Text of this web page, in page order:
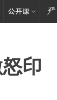
印